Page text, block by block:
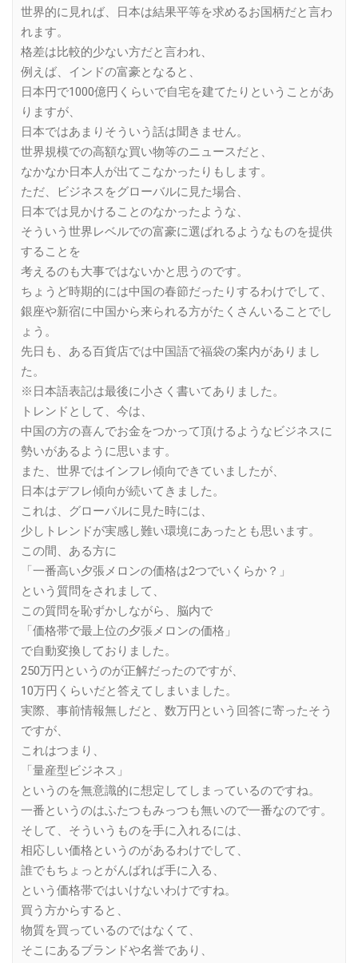
世界的に見れば、日本は結果平等を求めるお国柄だと言わ
れます。
格差は比較的少ない方だと言われ、
例えば、インドの富豪となると、
日本円で1000億円くらいで自宅を建てたりということがあ
りますが、
日本ではあまりそういう話は聞きません。
世界規模での高額な買い物等のニュースだと、
なかなか日本人が出てこなかったりもします。
ただ、ビジネスをグローバルに見た場合、
日本では見かけることのなかったような、
そういう世界レベルでの富豪に選ばれるようなものを提供
することを
考えるのも大事ではないかと思うのです。
ちょうど時期的には中国の春節だったりするわけでして、
銀座や新宿に中国から来られる方がたくさんいることでし
ょう。
先日も、ある百貨店では中国語で福袋の案内がありまし
た。
※日本語表記は最後に小さく書いてありました。
トレンドとして、今は、
中国の方の喜んでお金をつかって頂けるようなビジネスに
勢いがあるように思います。
また、世界ではインフレ傾向できていましたが、
日本はデフレ傾向が続いてきました。
これは、グローバルに見た時には、
少しトレンドが実感し難い環境にあったとも思います。
この間、ある方に
「一番高い夕張メロンの価格は2つでいくらか？」
という質問をされまして、
この質問を恥ずかしながら、脳内で
「価格帯で最上位の夕張メロンの価格」
で自動変換しておりました。
250万円というのが正解だったのですが、
10万円くらいだと答えてしまいました。
実際、事前情報無しだと、数万円という回答に寄ったそう
ですが、
これはつまり、
「量産型ビジネス」
というのを無意識的に想定してしまっているのですね。
一番というのはふたつもみっつも無いので一番なのです。
そして、そういうものを手に入れるには、
相応しい価格というのがあるわけでして、
誰でもちょっとがんばれば手に入る、
という価格帯ではいけないわけですね。
買う方からすると、
物質を買っているのではなくて、
そこにあるブランドや名誉であり、